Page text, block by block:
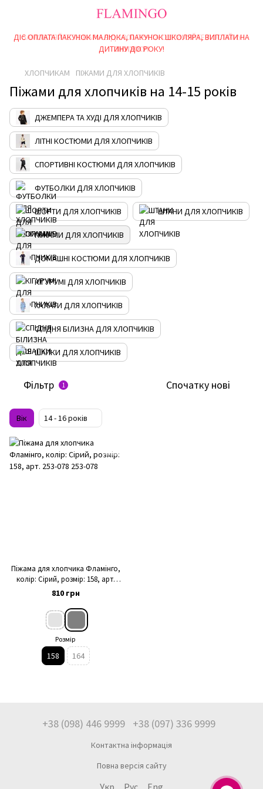
ЗАМОВЛЯЙТЕ ТОВАРИ ВІД 1000 ГРН ТА ОТРИМУЙТЕ ПОСТІЙНУ
ЗНИЖКУ!
ДІЄ ОПЛАТА ПАКУНОК МАЛЮКА, ПАКУНОК ШКОЛЯРА, ВИПЛАТИ НА
ДИТИНУ ДО РОКУ!
ХЛОПЧИКАМ ПІЖАМИ ДЛЯ ХЛОПЧИКІВ
Піжами для хлопчиків на 14-15 років
ДЖЕМПЕРА ТА ХУДІ ДЛЯ ХЛОПЧИКІВ
ЛІТНІ КОСТЮМИ ДЛЯ ХЛОПЧИКІВ
СПОРТИВНІ КОСТЮМИ ДЛЯ ХЛОПЧИКІВ
ФУТБОЛКИ ДЛЯ ХЛОПЧИКІВ
ШОРТИ ДЛЯ ХЛОПЧИКІВ ШТАНИ ДЛЯ ХЛОПЧИКІВ
ПІЖАМИ ДЛЯ ХЛОПЧИКІВ
ДОМАШНІ КОСТЮМИ ДЛЯ ХЛОПЧИКІВ
КІГУРУМІ ДЛЯ ХЛОПЧИКІВ
ХАЛАТИ ДЛЯ ХЛОПЧИКІВ
СПІДНЯ БІЛИЗНА ДЛЯ ХЛОПЧИКІВ
ШАПКИ ДЛЯ ХЛОПЧИКІВ
Фільтр 1 Спочатку нові
Вік 14 - 16 років
Піжама для хлопчика Фламінго,
колір: Сірий, розмір: 158, арт.
253-078
810 грн
Розмір
158 164
+38 (098) 446 9999 +38 (097) 336 9999
Контактна інформація
Повна версія сайту